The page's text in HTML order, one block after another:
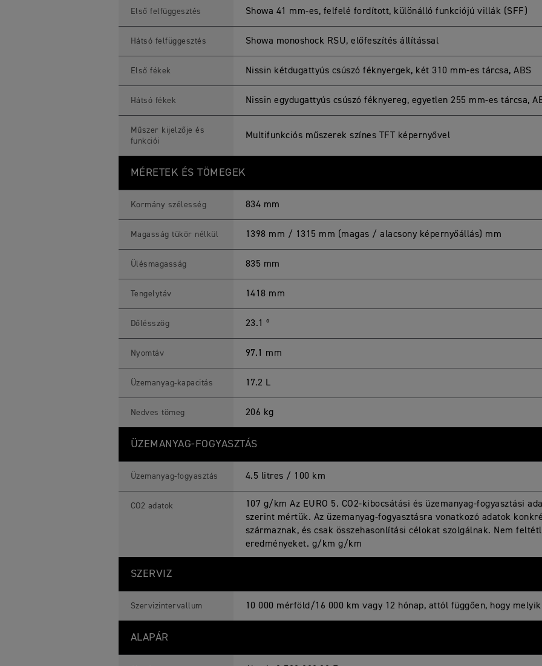
Első felfüggesztés Showa 41 mm-es, felfelé fordított, különálló funkciójú villák (SFF)
Hátsó felfüggesztés Showa monoshock RSU, előfeszítés állítással
Első fékek Nissin kétdugattyús csúszó féknyergek, két 310 mm-es tárcsa, ABS
Hátsó fékek Nissin egydugattyús csúszó féknyereg, egyetlen 255 mm-es tárcsa,
Műszer kijelzője és
funkciói
Multifunkciós műszerek színes TFT képernyővel
MÉRETEK ÉS TÖMEGEK
Kormány szélesség 834 mm
Magasság tükör nélkül 1398 mm / 1315 mm (magas / alacsony képernyőállás) mm
Ülésmagasság 835 mm
Tengelytáv 1418 mm
Dőlésszög 23.1 º
Nyomtáv 97.1 mm
Üzemanyag-kapacitás 17.2 L
Nedves tömeg 206 kg
ÜZEMANYAG-FOGYASZTÁS
Üzemanyag-fogyasztás 4.5 litres / 100 km
CO2 adatok
107 g/km Az EURO 5. CO2-kibocsátási és üzemanyag-fogyasztási
szerint mértük. Az üzemanyag-fogyasztásra vonatkozó adatok
származnak, és csak összehasonlítási célokat szolgálnak. Nem
eredményeket. g/km g/km
SZERVIZ
Szervizintervallum 10 000 mérföld/16 000 km vagy 12 hónap, attól függően, hogy
ALAPÁR